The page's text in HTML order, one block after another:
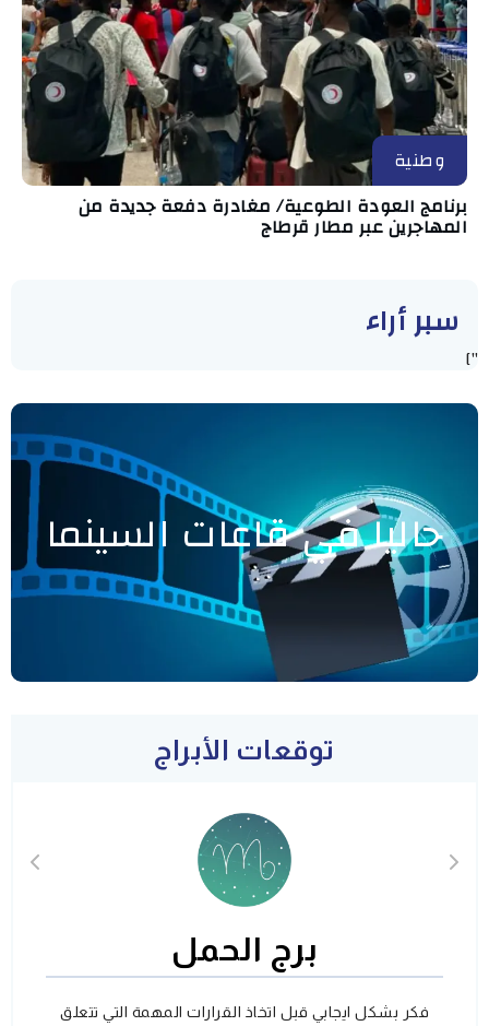
وطنية
برنامج العودة الطوعية/ مغادرة دفعة جديدة من
المهاجرين عبر مطار قرطاج
سبر أراء
"]
حاليا في قاعات السينما
توقعات الأبراج
برج الحمل
فكر بشكل ايجابي قبل اتخاذ القرارات المهمة التي تتعلق